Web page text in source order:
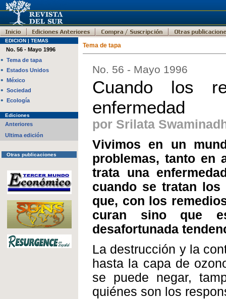
EDICION | TEMAS
No. 56 - Mayo 1996
• Tema de tapa
• Estados Unidos
• México
• Sociedad
• Ecología
Ediciones
Anteriores
Ultima edición
Otras publicaciones
Tema de tapa
No. 56 - Mayo 1996
Cuando los
enfermedad
por Srilata
Vivimos en un
problemas, tanto en
trata una
cuando se tratan
que, con los
curan sino que
desafortunada
La destrucción y la
hasta la capa de
se puede negar,
quiénes son los